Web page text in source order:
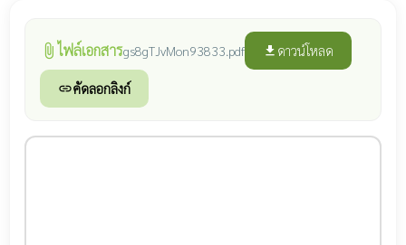
attach_file ไฟล์เอกสารgs8gTJvMon93833.pdf file_download ดาวน์โหลด
linkคัดลอกลิงก์